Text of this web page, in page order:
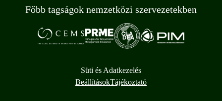
Főbb tagságok nemzetközi szervezetekben
Süti és Adatkezelés
BeállításokTájékoztató